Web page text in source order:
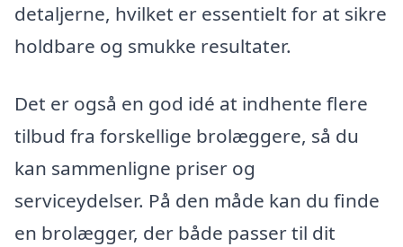
detaljerne, hvilket er essentielt for at sikre
holdbare og smukke resultater.
Det er også en god idé at indhente flere
tilbud fra forskellige brolæggere, så du
kan sammenligne priser og
serviceydelser. På den måde kan du finde
en brolægger, der både passer til dit